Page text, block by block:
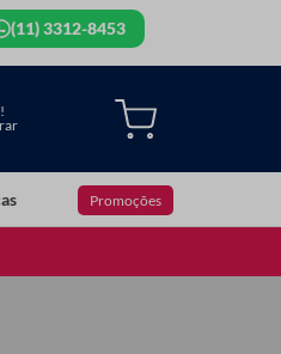
(11) 3312-8453
Promoções